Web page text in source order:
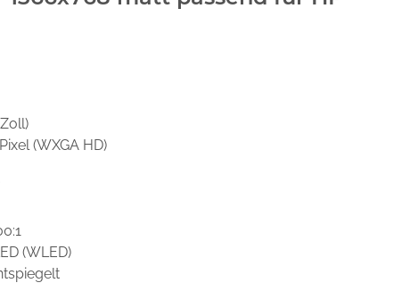
(WXGA HD)
(WLED)